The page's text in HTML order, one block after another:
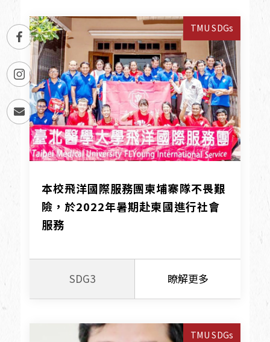
TMU SDGs
本校飛洋國際服務團柬埔寨隊不畏艱
險，於2022年暑期赴柬國進行社會
服務
SDG3 瞭解更多
TMU SDGs